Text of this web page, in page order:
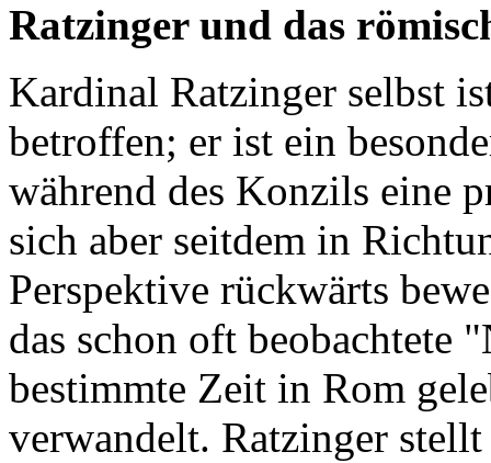
Ratzinger und das
Kardinal Ratzinger selbst
betroffen; er ist ein
während des Konzils eine
sich aber seitdem in
Perspektive rückwärts
das schon oft beobachtete
bestimmte Zeit in Rom
verwandelt. Ratzinger